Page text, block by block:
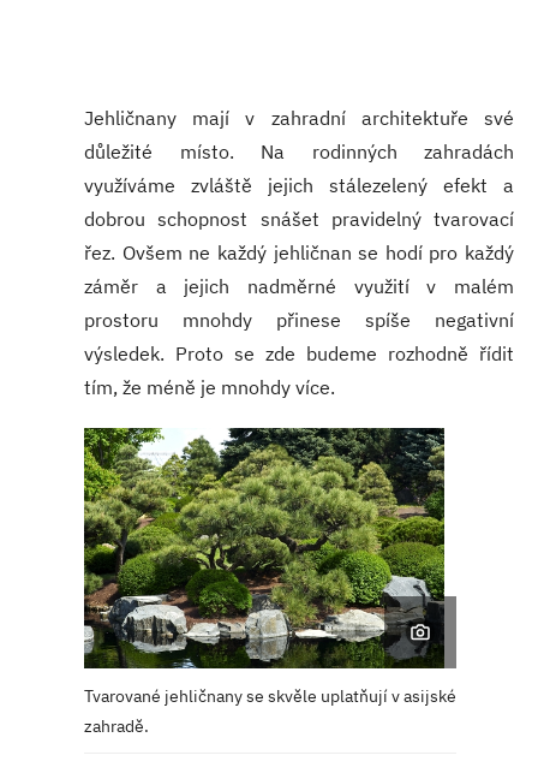
Jehličnany mají v zahradní architektuře své
důležité místo. Na rodinných zahradách
využíváme zvláště jejich stálezelený efekt a
dobrou schopnost snášet pravidelný tvarovací
řez. Ovšem ne každý jehličnan se hodí pro každý
záměr a jejich nadměrné využití v malém
prostoru mnohdy přinese spíše negativní
výsledek. Proto se zde budeme rozhodně řídit
tím, že méně je mnohdy více.
Tvarované jehličnany se skvěle uplatňují v asijské
zahradě.